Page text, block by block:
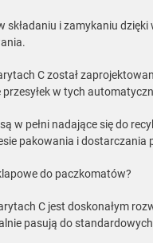
składaniu i zamykaniu
C został
w tych
w pełni nadające się do
pakowania i dostarczania
do paczkomatów?
C jest doskonałym
pasują do